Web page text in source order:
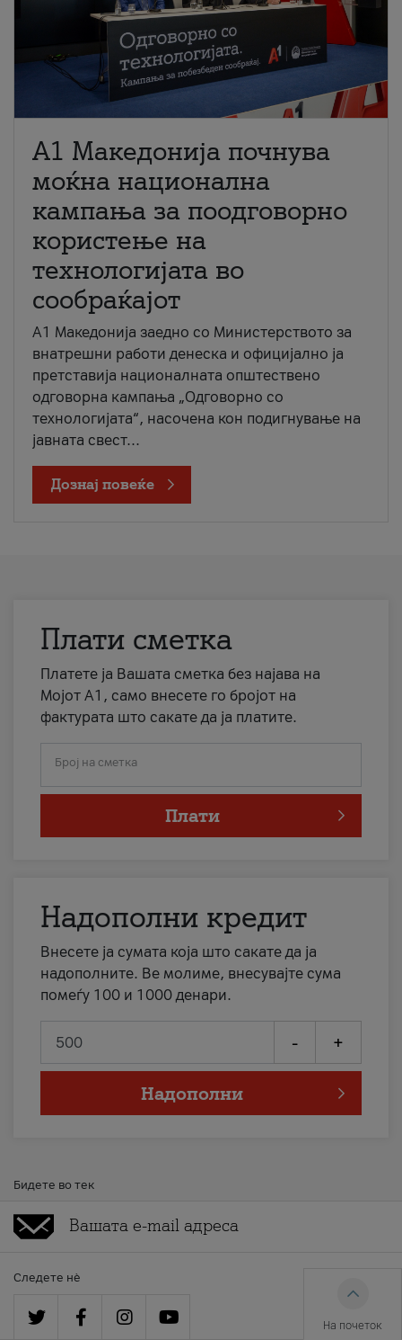
A1 Македонија почнува
моќна национална
кампања за поодговорно
користење на
технологијата во
сообраќајот
A1 Македонија заедно со Министерството за
внатрешни работи денеска и официјално ја
претставија националната општествено
одговорна кампања „Одговорно со
технологијата“, насочена кон подигнување на
јавната свест...
Дознај повеќе
Плати сметка
Платете ја Вашата сметка без најава на
Мојот А1, само внесете го бројот на
фактурата што сакате да ја платите.
Број на сметка
Плати
Надополни кредит
Внесете ја сумата која што сакате да ја
надополните. Ве молиме, внесувајте сума
помеѓу 100 и 1000 денари.
- +
Надополни
Бидете во тек
Следете нè
На почеток